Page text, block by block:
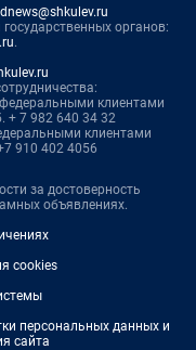
органов:
.
клиентами
+ 7 982 640 34 32
клиентами
910 402 4056
за достоверность
объявлениях.
cookies
персональных данных и
сайта